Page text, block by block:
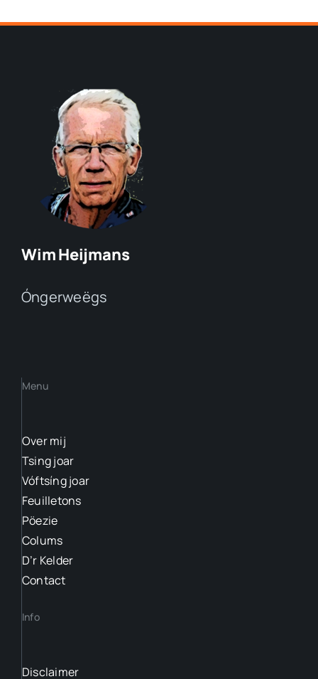
Wim Heijmans
Óngerweëgs
Menu
Over mij
Tsing joar
Vóftsíng joar
Feuilletons
Pöezie
Colums
D’r Kelder
Contact
Info
Disclaimer